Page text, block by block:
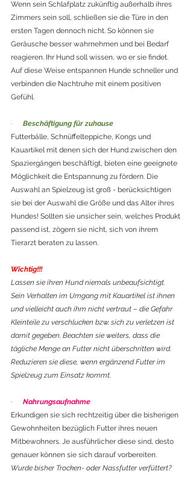
Wenn sein Schlafplatz zukünftig außerhalb ihres
Zimmers sein soll, schließen sie die Türe in den
ersten Tagen dennoch nicht. So können sie
Geräusche besser wahrnehmen und bei Bedarf
reagieren. Ihr Hund soll wissen, wo er sie findet.
Auf diese Weise entspannen Hunde schneller und
verbinden die Nachtruhe mit einem positiven
Gefühl.
· Beschäftigung für zuhause
Futterbälle, Schnüffelteppiche, Kongs und
Kauartikel mit denen sich der Hund zwischen den
Spaziergängen beschäftigt, bieten eine geeignete
Möglichkeit die Entspannung zu fördern. Die
Auswahl an Spielzeug ist groß - berücksichtigen
sie bei der Auswahl die Größe und das Alter ihres
Hundes! Sollten sie unsicher sein, welches Produkt
passend ist, zögern sie nicht, sich von ihrem
Tierarzt beraten zu lassen.
Wichtig!!!
Lassen sie ihren Hund niemals unbeaufsichtigt.
Sein Verhalten im Umgang mit Kauartikel ist ihnen
und vielleicht auch ihm nicht vertraut – die Gefahr
Kleinteile zu verschlucken bzw. sich zu verletzen ist
damit gegeben. Beachten sie weiters, dass die
tägliche Menge an Futter nicht überschritten wird.
Reduzieren sie diese, wenn ergänzend Futter im
Spielzeug zum Einsatz kommt.
· Nahrungsaufnahme
Erkundigen sie sich rechtzeitig über die bisherigen
Gewohnheiten bezüglich Futter ihres neuen
Mitbewohners. Je ausführlicher diese sind, desto
genauer können sie sich darauf vorbereiten.
Wurde bisher Trocken- oder Nassfutter verfüttert?